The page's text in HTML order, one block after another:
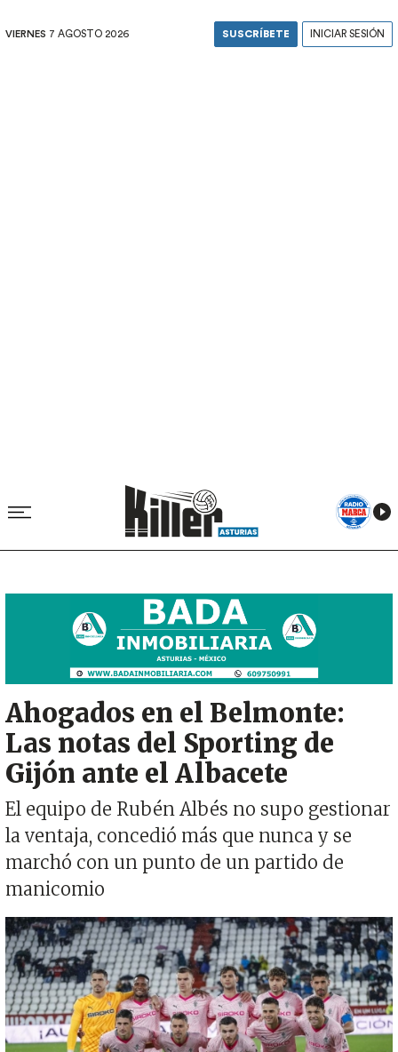
VIERNES 7 AGOSTO 2026 SUSCRÍBETE INICIAR SESIÓN
Ahogados en el Belmonte:
Las notas del Sporting de
Gijón ante el Albacete
El equipo de Rubén Albés no supo gestionar
la ventaja, concedió más que nunca y se
marchó con un punto de un partido de
manicomio
Imagen